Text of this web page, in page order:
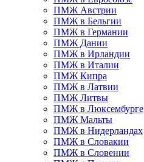
ПМЖ Австрии
ПМЖ в Бельгии
ПМЖ в Германии
ПМЖ Дании
ПМЖ в Ирландии
ПМЖ в Италии
ПМЖ Кипра
ПМЖ в Латвии
ПМЖ Литвы
ПМЖ в Люксембурге
ПМЖ Мальты
ПМЖ в Нидерландах
ПМЖ в Словакии
ПМЖ в Словении